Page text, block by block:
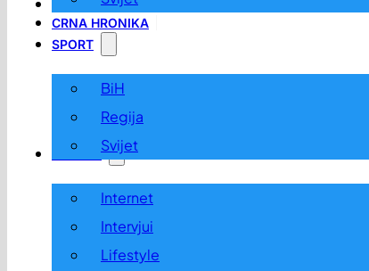
LOKALNO
CRNA HRONIKA
SPORT
BiH
Regija
Svijet
ZABAVA
Internet
Intervjui
Lifestyle